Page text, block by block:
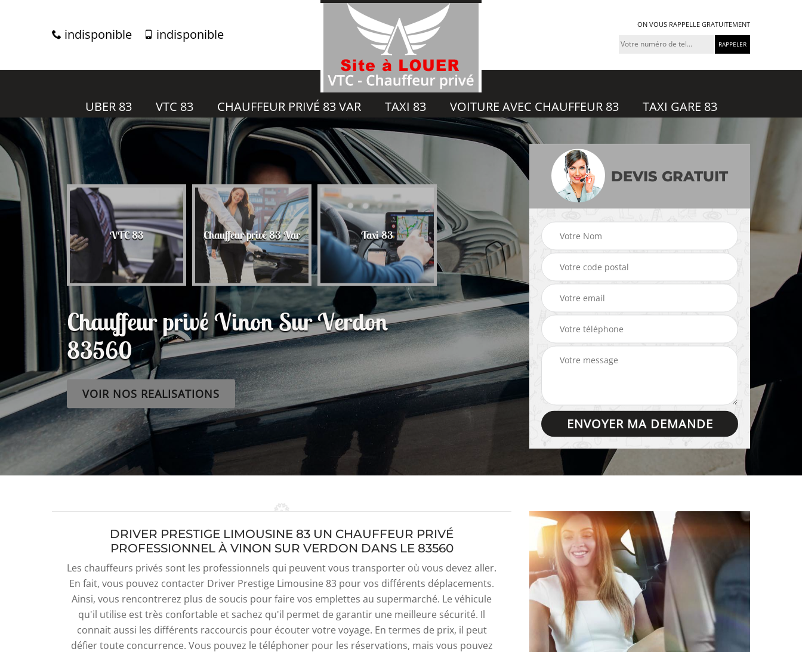
indisponible indisponible
ON VOUS RAPPELLE GRATUITEMENT
UBER 83 VTC 83 CHAUFFEUR PRIVÉ 83 VAR TAXI 83 VOITURE AVEC CHAUFFEUR 83 TAXI GARE 83
VTC 83 Chauffeur privé 83 Var Taxi 83 Voiture avec chauffeur
83 Taxi gare 83 Uber 83
Chauffeur privé Vinon Sur Verdon
83560
VOIR NOS REALISATIONS
DEVIS GRATUIT
DRIVER PRESTIGE LIMOUSINE 83 UN CHAUFFEUR PRIVÉ
PROFESSIONNEL À VINON SUR VERDON DANS LE 83560
Les chauffeurs privés sont les professionnels qui peuvent vous transporter où vous devez aller.
En fait, vous pouvez contacter Driver Prestige Limousine 83 pour vos différents déplacements.
Ainsi, vous rencontrerez plus de soucis pour faire vos emplettes au supermarché. Le véhicule
qu'il utilise est très confortable et sachez qu'il permet de garantir une meilleure sécurité. Il
connait aussi les différents raccourcis pour écouter votre voyage. En termes de prix, il peut
défier toute concurrence. Vous pouvez le téléphoner pour les réservations, mais vous pouvez